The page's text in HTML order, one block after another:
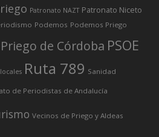
Patronato NAZT Patronato Niceto
Podemos Podemos Priego
Priego de Córdoba PSOE
Ruta 789 Sanidad
de Periodistas de Andalucía
Vecinos de Priego y Aldeas